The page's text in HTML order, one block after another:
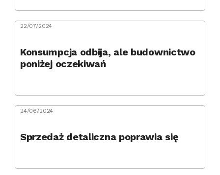
22/07/2024
Konsumpcja odbija, ale budownictwo
poniżej oczekiwań
24/06/2024
Sprzedaż detaliczna poprawia się